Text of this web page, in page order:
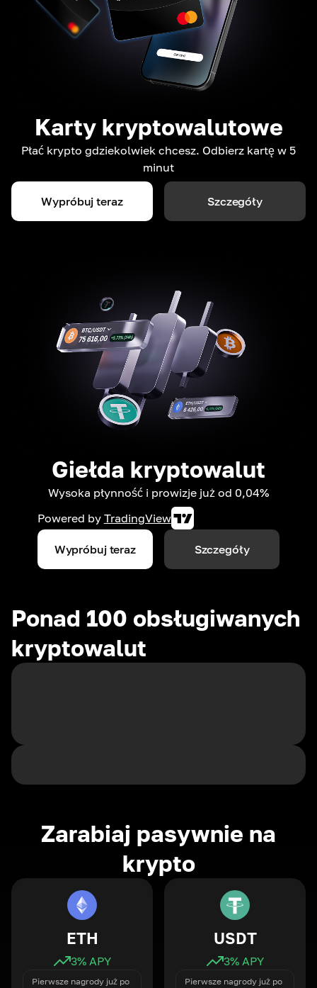
Karty kryptowalutowe
Płać krypto gdziekolwiek chcesz. Odbierz kartę w 5
minut
Wypróbuj teraz Szczegóły
Giełda kryptowalut
Wysoka płynność i prowizje już od 0,04%
Powered by TradingView
Wypróbuj teraz Szczegóły
Ponad 100 obsługiwanych
kryptowalut
Zarabiaj pasywnie na
krypto
ETH
3% APY
Pierwsze nagrody już po
USDT
3% APY
Pierwsze nagrody już po